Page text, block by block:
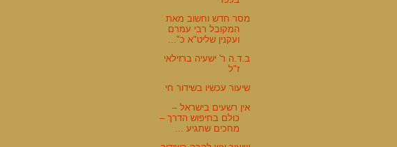
מסר חדש וחשוב מאת
המקובל רבי עמרם
ועקנין שליט"א כ"...
ב.ד.ה ר' ישעיה ברזילאי
ז"ל
שיעור עכשיו בשידור חי
אין רשעים בישראל –
כולם בחיפוש הדרך –
מחכים שתגיע ...